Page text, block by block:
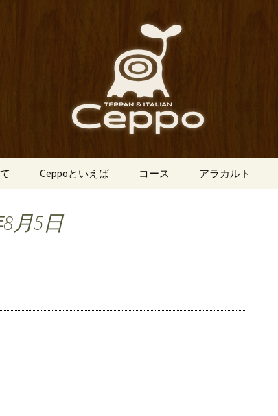
橋のイタリア
ェッポ）」
バルメニューも豊富にご用意。デ
Ceppoといえば コース アラカルト
月5日